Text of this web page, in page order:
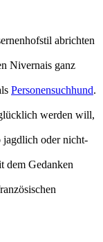
abrichten
Nivernais ganz
Personensuchhund.
werden will,
jagdlich oder nicht-
dem Gedanken